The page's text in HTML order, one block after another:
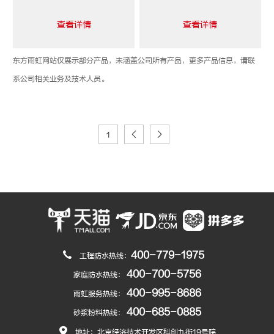
查看详情 查看详情
东方雨虹网站仅展示部分产品，未涵盖公司所有产品，更多产品信息，请联
系公司相关业务及技术人员。
1
工程防水热线： 400-779-1975
家庭防水热线： 400-700-5756
雨虹服务热线： 400-995-8686
砂浆粉料热线： 400-685-0885